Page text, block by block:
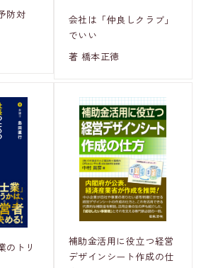
防対
会社は「仲良しクラブ」
でいい
著 橋本正徳
のトリ
補助金活用に役立つ経営
デザインシート作成の仕